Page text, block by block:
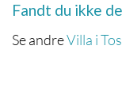
Fandt du ikke
Se andreVilla i